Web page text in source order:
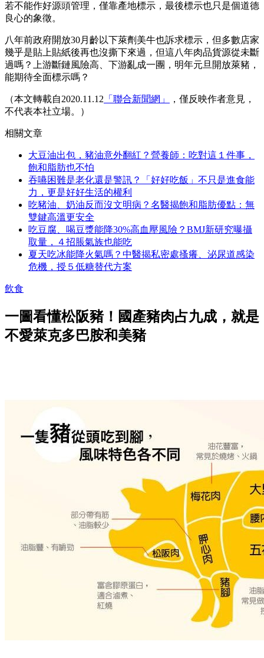
若不能作好源頭管理，僅靠產地標示，最後標示也只是個道德
良心的象徵。
八年前政府開放30月齡以下萊劑美牛也訴求標示，但多數店家
幾乎是貼上貼紙後再也沒撕下來過，但這八年肉品貨源從未斷
過嗎？上游斷鏈風險高、下游亂成一團，明年元旦開放萊豬，
能期待全面標示嗎？
（本文轉載自2020.11.12 「聯合新聞網」
，僅反映作者意見，
不代表本社立場。）
相關文章
大豆油出包，豬油意外翻紅？營養師：吃對這１件事，
飽和脂肪也不怕
吞嚥困難是老化還是警訊？「好好吃飯」不只是進食能
力，更是好好生活的權利
吃豬油、奶油反而沒文明病？名醫揭飽和脂肪優點：無
雙鍵高溫更安全
吃豆腐、喝豆漿能降30%高血壓風險？BMJ新研究曝攝
取量，４招脹氣族也能吃
夏天吃冰能降火氣嗎？中醫揭私密處搔癢、泌尿道感染
危機，授５低糖替代方案
飲食
一圖看懂松阪豬！國產豬肉占九成，就是
不愛萊克多巴胺和美豬